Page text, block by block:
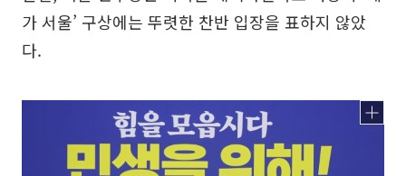
가 서울’ 구상에는 뚜렷한 찬반 입장을 표하지 않았
다.